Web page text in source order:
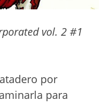
vol. 2 #1
por
para